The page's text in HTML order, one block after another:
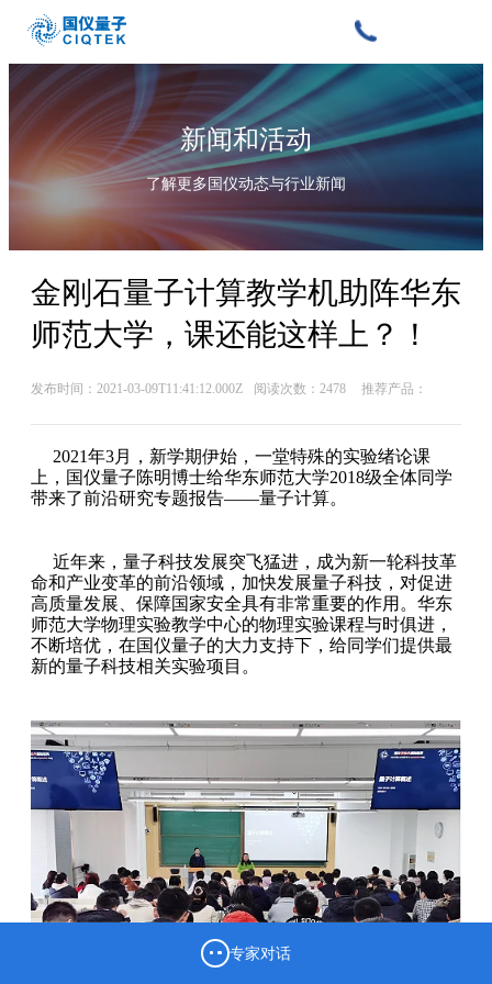
新闻和活动
了解更多国仪动态与行业新闻
金刚石量子计算教学机助阵华东
师范大学，课还能这样上？！
发布时间：2021-03-09T11:41:12.000Z 阅读次数：2478 推荐产品：
2021年3月，新学期伊始，一堂特殊的实验绪论课
上，国仪量子陈明博士给华东师范大学2018级全体同学
带来了前沿研究专题报告——量子计算。
近年来，量子科技发展突飞猛进，成为新一轮科技革
命和产业变革的前沿领域，加快发展量子科技，对促进
高质量发展、保障国家安全具有非常重要的作用。华东
师范大学物理实验教学中心的物理实验课程与时俱进，
不断培优，在国仪量子的大力支持下，给同学们提供最
新的量子科技相关实验项目。
专家对话